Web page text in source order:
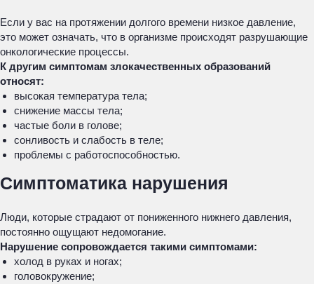
Если у вас на протяжении долгого времени низкое давление,
это может означать, что в организме происходят разрушающие
онкологические процессы.
К другим симптомам злокачественных образований
относят:
высокая температура тела;
снижение массы тела;
частые боли в голове;
сонливость и слабость в теле;
проблемы с работоспособностью.
Симптоматика нарушения
Люди, которые страдают от пониженного нижнего давления,
постоянно ощущают недомогание.
Нарушение сопровождается такими симптомами:
холод в руках и ногах;
головокружение;